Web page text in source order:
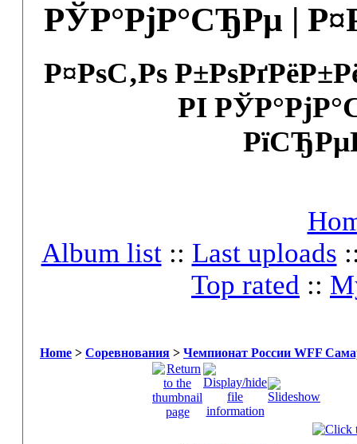
РЎР°РјР°СЂРµ |
Р¤РѕС‚Рѕ
РІ
Album list:: Last uploads
Top rated ::
Home > Соревнования > Чемпионат России WFF